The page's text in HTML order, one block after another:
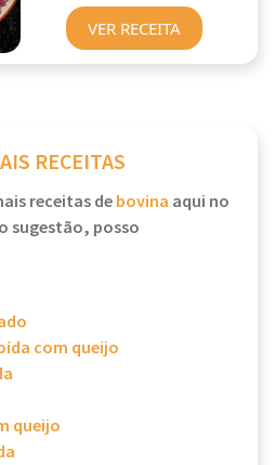
VER RECEITA
RECEITAS
receitas debovina aqui no
sugestão, posso
com queijo
queijo